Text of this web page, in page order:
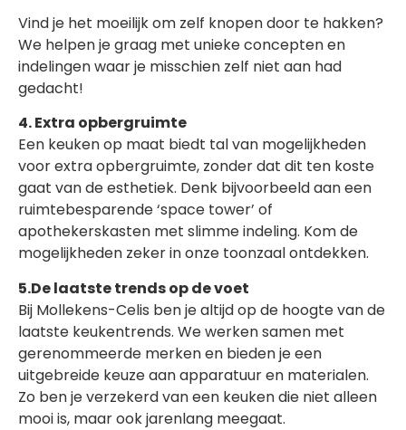
Vind je het moeilijk om zelf knopen door te hakken?
We helpen je graag met unieke concepten en
indelingen waar je misschien zelf niet aan had
gedacht!
4. Extra opbergruimte
Een keuken op maat biedt tal van mogelijkheden
voor extra opbergruimte, zonder dat dit ten koste
gaat van de esthetiek. Denk bijvoorbeeld aan een
ruimtebesparende ‘space tower’ of
apothekerskasten met slimme indeling. Kom de
mogelijkheden zeker in onze toonzaal ontdekken.
5.De laatste trends op de voet
Bij Mollekens-Celis ben je altijd op de hoogte van de
laatste keukentrends. We werken samen met
gerenommeerde merken en bieden je een
uitgebreide keuze aan apparatuur en materialen.
Zo ben je verzekerd van een keuken die niet alleen
mooi is, maar ook jarenlang meegaat.